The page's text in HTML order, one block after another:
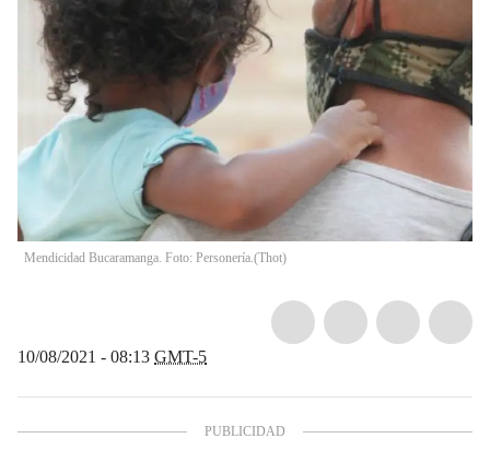
Mendicidad Bucaramanga. Foto: Personería.(Thot)
10/08/2021 - 08:13 GMT-5